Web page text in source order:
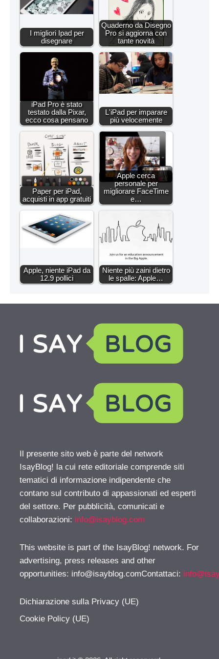
I migliori Ipad per
disegnare
Quaderno da Disegno
Pro si aggiorna con
tante novità
iPad Pro è stato
testato dalla Pixar,
ecco cosa pensano
L'iPad per imparare
più velocemente
Paper per iPad,
acquisti in app gratuiti
Apple cerca
personale per
migliorare FaceTime
e…
Apple, niente iPad da
12.9 pollici
Niente più zaini dietro
le spalle: Apple…
Il presente sito web è parte del network
IsayBlog! la cui rete editoriale comprende siti
tematici di informazione indipendente che
contano sul contributo di appassionati ed esperti
del settore. Per pubblicità, comunicati e
collaborazioni: info@isayblog.com
This website is part of the IsayBlog! network. For
advertising, press releases and other
opportunities: info@isayblog.comContattaci:
Dichiarazione sulla Privacy (UE)
Cookie Policy (UE)